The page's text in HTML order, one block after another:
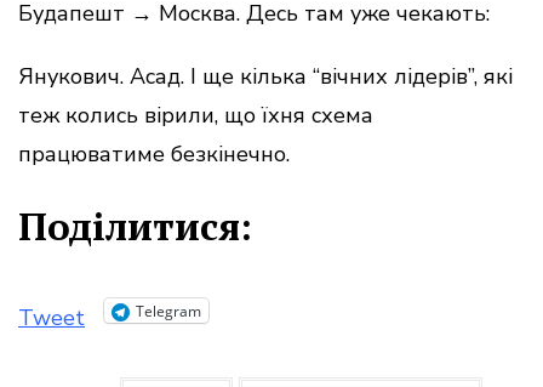
Будапешт → Москва. Десь там уже чекають:
Янукович. Асад. І ще кілька “вічних лідерів”, які
теж колись вірили, що їхня схема
працюватиме безкінечно.
Поділитися:
Tweet Telegram